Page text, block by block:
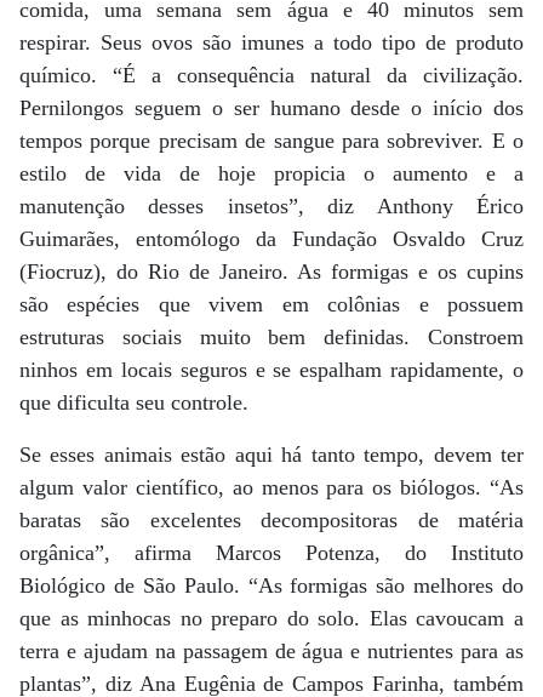
comida, uma semana sem água e 40 minutos sem
respirar. Seus ovos são imunes a todo tipo de produto
químico. “É a consequência natural da civilização.
Pernilongos seguem o ser humano desde o início dos
tempos porque precisam de sangue para sobreviver. E o
estilo de vida de hoje propicia o aumento e a
manutenção desses insetos”, diz Anthony Érico
Guimarães, entomólogo da Fundação Osvaldo Cruz
(Fiocruz), do Rio de Janeiro. As formigas e os cupins
são espécies que vivem em colônias e possuem
estruturas sociais muito bem definidas. Constroem
ninhos em locais seguros e se espalham rapidamente, o
que dificulta seu controle.
Se esses animais estão aqui há tanto tempo, devem ter
algum valor científico, ao menos para os biólogos. “As
baratas são excelentes decompositoras de matéria
orgânica”, afirma Marcos Potenza, do Instituto
Biológico de São Paulo. “As formigas são melhores do
que as minhocas no preparo do solo. Elas cavoucam a
terra e ajudam na passagem de água e nutrientes para as
plantas”, diz Ana Eugênia de Campos Farinha, também